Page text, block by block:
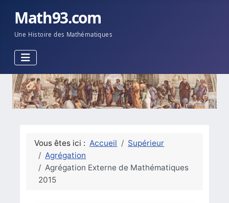
Math93.com
Une Histoire des Mathématiques
Vous êtes ici : Accueil
Supérieur
Agrégation
Agrégation Externe de Mathématiques
2015